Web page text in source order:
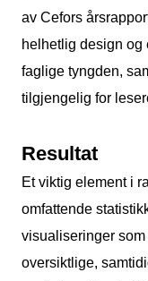
av Cefors
helhetlig design og
faglige tyngden,
tilgjengelig for
Resultat
Et viktig element i
omfattende
visualiseringer
oversiktlige,